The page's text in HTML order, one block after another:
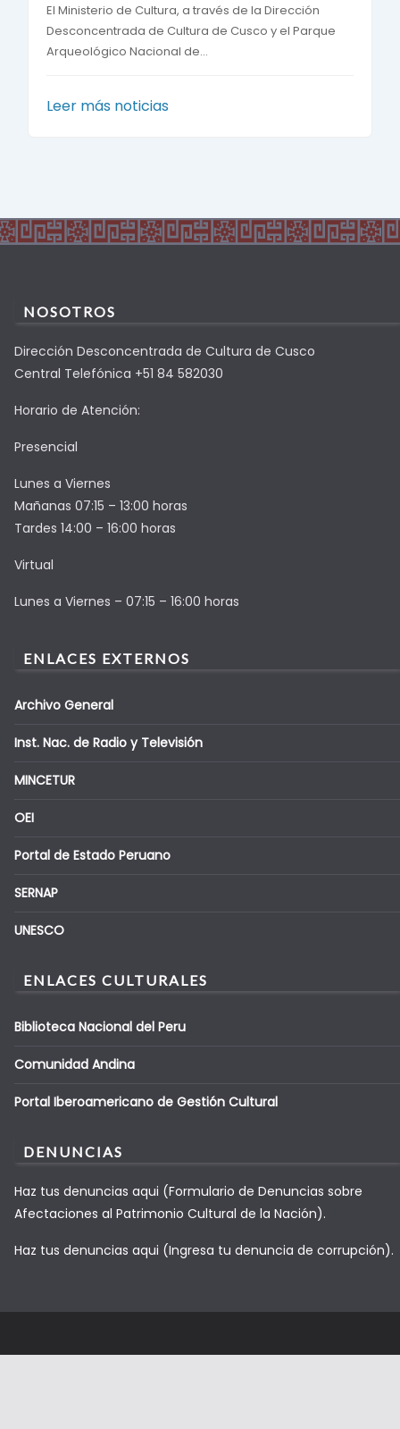
El Ministerio de Cultura, a través de la Dirección
Desconcentrada de Cultura de Cusco y el Parque
Arqueológico Nacional de...
Leer más noticias
NOSOTROS
Dirección Desconcentrada de Cultura de Cusco
Central Telefónica +51 84 582030
Horario de Atención:
Presencial
Lunes a Viernes
Mañanas 07:15 – 13:00 horas
Tardes 14:00 – 16:00 horas
Virtual
Lunes a Viernes – 07:15 – 16:00 horas
ENLACES EXTERNOS
Archivo General
Inst. Nac. de Radio y Televisión
MINCETUR
OEI
Portal de Estado Peruano
SERNAP
UNESCO
ENLACES CULTURALES
Biblioteca Nacional del Peru
Comunidad Andina
Portal Iberoamericano de Gestión Cultural
DENUNCIAS
Haz tus denuncias aqui (Formulario de Denuncias sobre
Afectaciones al Patrimonio Cultural de la Nación).
Haz tus denuncias aqui (Ingresa tu denuncia de corrupción).